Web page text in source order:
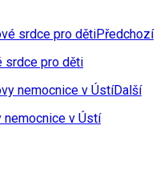
Předchozí
srdce pro děti
Další
nemocnice v Ústí